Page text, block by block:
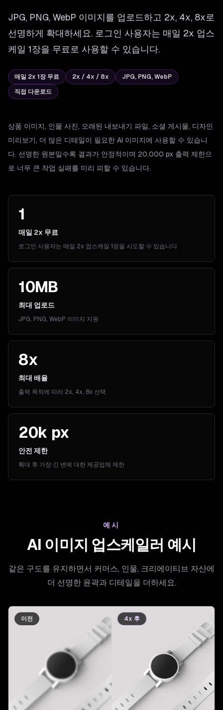
JPG, PNG, WebP 이미지를 업로드하고 2x, 4x, 8x로
선명하게 확대하세요. 로그인 사용자는 매일 2x 업스
케일 1장을 무료로 사용할 수 있습니다.
매일 2x 1장 무료 2x / 4x / 8x JPG, PNG, WebP
직접 다운로드
상품 이미지, 인물 사진, 오래된 내보내기 파일, 소셜 게시물, 디자인
미리보기, 더 많은 디테일이 필요한 AI 이미지에 사용할 수 있습니
다. 선명한 원본일수록 결과가 안정적이며 20,000 px 출력 제한으
로 너무 큰 작업 실패를 미리 피할 수 있습니다.
1
매일 2x 무료
로그인 사용자는 매일 2x 업스케일 1장을 시도할 수 있습니다
10MB
최대 업로드
JPG, PNG, WebP 이미지 지원
8x
최대 배율
출력 목적에 따라 2x, 4x, 8x 선택
20k px
안전 제한
확대 후 가장 긴 변에 대한 제공업체 제한
예시
AI 이미지 업스케일러 예시
같은 구도를 유지하면서 커머스, 인물, 크리에이티브 자산에
더 선명한 윤곽과 디테일을 더하세요.
이전 4x 후